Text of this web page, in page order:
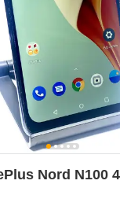
Nord N100